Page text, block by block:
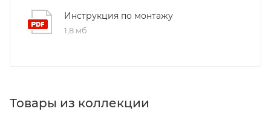
Инструкция по монтажу
1,8 мб
Товары из коллекции